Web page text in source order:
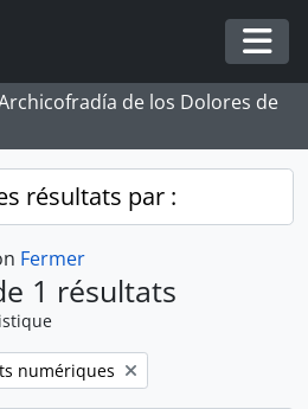
de los Dolores de
résultats par :
Fermer
1 résultats
numériques